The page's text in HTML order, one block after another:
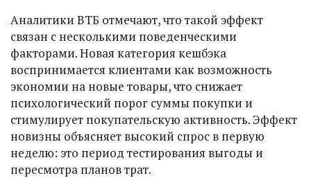
Аналитики ВТБ отмечают, что такой эффект
связан с несколькими поведенческими
факторами. Новая категория кешбэка
воспринимается клиентами как возможность
экономии на новые товары, что снижает
психологический порог суммы покупки и
стимулирует покупательскую активность. Эффект
новизны объясняет высокий спрос в первую
неделю: это период тестирования выгоды и
пересмотра планов трат.